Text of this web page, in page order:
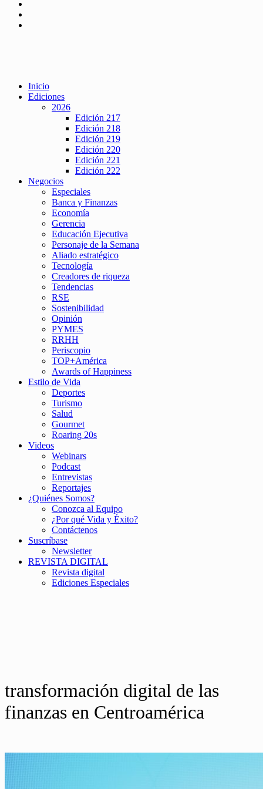
Inicio
Ediciones
2026
Edición 217
Edición 218
Edición 219
Edición 220
Edición 221
Edición 222
Negocios
Especiales
Banca y Finanzas
Economía
Gerencia
Educación Ejecutiva
Personaje de la Semana
Aliado estratégico
Tecnología
Creadores de riqueza
Tendencias
RSE
Sostenibilidad
Opinión
PYMES
RRHH
Periscopio
TOP+América
Awards of Happiness
Estilo de Vida
Deportes
Turismo
Salud
Gourmet
Roaring 20s
Videos
Webinars
Podcast
Entrevistas
Reportajes
¿Quiénes Somos?
Conozca al Equipo
¿Por qué Vida y Éxito?
Contáctenos
Suscríbase
Newsletter
REVISTA DIGITAL
Revista digital
Ediciones Especiales
transformación digital de las
finanzas en Centroamérica